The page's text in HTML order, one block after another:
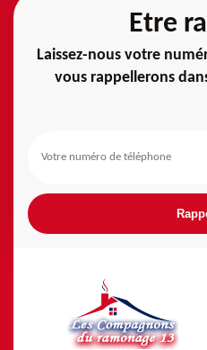
Etre
Laissez-nous votre
vous rappellerons